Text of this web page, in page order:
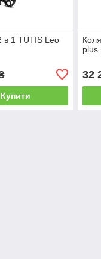
в 1 TUTIS Leo
Купити
plus
32